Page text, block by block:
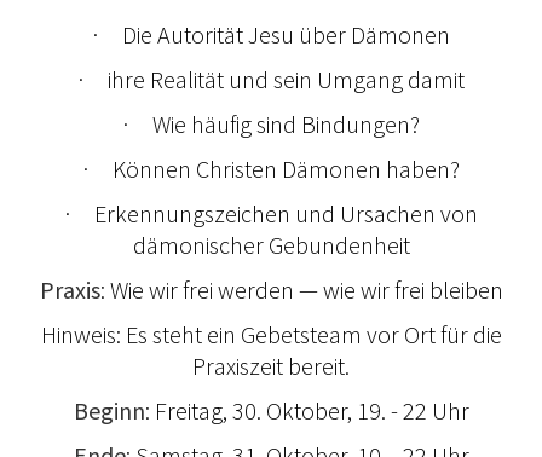
· Die Autorität Jesu über Dämonen
· ihre Realität und sein Umgang damit
· Wie häufig sind Bindungen?
· Können Christen Dämonen haben?
· Erkennungszeichen und Ursachen von
dämonischer Gebundenheit
Praxis: Wie wir frei werden — wie wir frei bleiben
Hinweis: Es steht ein Gebetsteam vor Ort für die
Praxiszeit bereit.
Beginn: Freitag, 30. Oktober, 19. - 22 Uhr